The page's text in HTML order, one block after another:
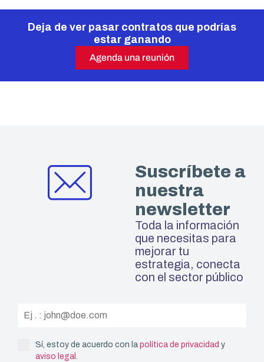
Deja de ver pasar contratos que podrías
estar ganando
Agenda una reunión
Suscríbete a
nuestra
newsletter
Toda la información
que necesitas para
mejorar tu
estrategia, conecta
con el sector público
Sí, estoy de acuerdo con la política de privacidad y
aviso legal .